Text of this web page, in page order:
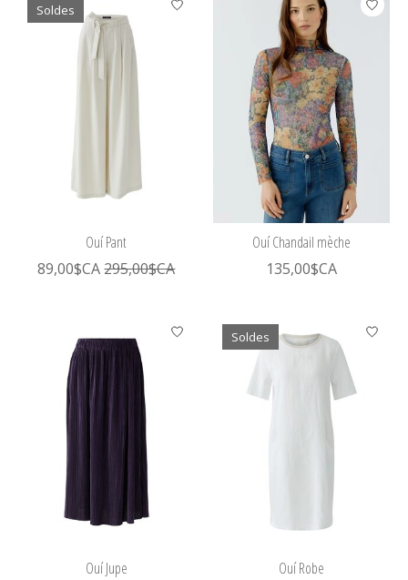
Soldes
Ouí Pant
89,00$CA 295,00$CA
Ouí Chandail mèche
135,00$CA
Ouí Jupe
Soldes
Ouí Robe